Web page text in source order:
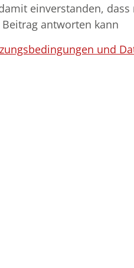
einverstanden,
antworten kann
und